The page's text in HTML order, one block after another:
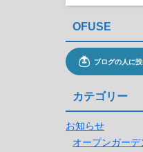
OFUSE
カテゴリー
お知らせ
オープンガーデ